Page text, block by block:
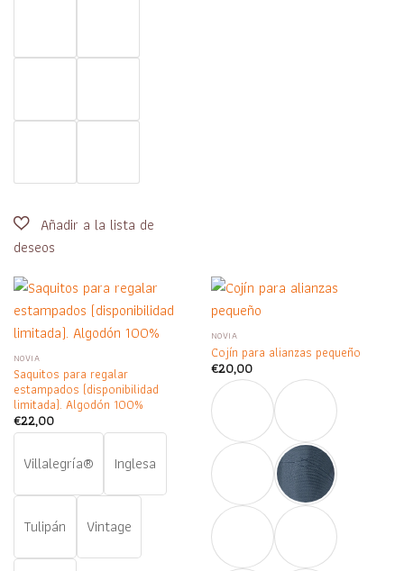
NOVIA
Saquitos para regalar
estampados (disponibilidad
limitada). Algodón 100%
€22,00
Villalegría® Inglesa
Tulipán Vintage
NOVIA
Cojín para alianzas pequeño
€20,00